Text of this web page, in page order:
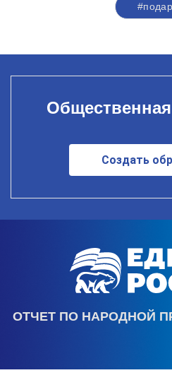
Создать
ОТЧЕТ ПО НАРОДНОЙ